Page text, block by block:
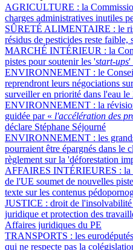
AGRICULTURE : la
charges administratives inutiles
SÛRETÉ ALIMENTAIRE : le
résidus de pesticides reste
MARCHÉ INTÉRIEUR : la
pistes pour soutenir les 'start-ups'
ENVIRONNEMENT : le
reprendront leurs négociations
surveiller en priorité dans l'eau le
ENVIRONNEMENT : la
guidée par « l'accélération des
déclare Stéphane Séjourné
ENVIRONNEMENT : les
pourraient être épargnés dans le
règlement sur la 'déforestation
AFFAIRES INTÉRIEURES : la
de l'UE soumet de nouvelles
texte sur les contenus
JUSTICE : droit de l'insolvabilité
juridique et protection des
Affaires juridiques du PE
TRANSPORTS : les
qui ne respecte pas la